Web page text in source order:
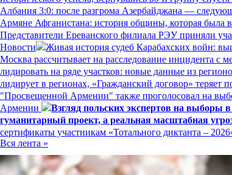
Албания 3:0: после разгрома Азербайджана —
Армяне Афганистана: история общины, которая была
Представители Ереванского филиала РЭУ приняли
Новости
Живая история судеб Карабахских войн:
Москва рассчитывает на расследование инцидента с
лидировать на ряде участков: новые данные из
лидирует в регионах, «Гражданский договор» теряет
"Просвещенной Армении" также проголосовал на
Армении
Взгляд польских экспертов на
гуманитарный проект, а реальная масштабная
сертификаты участникам «Тотального диктанта –
Вся лента »